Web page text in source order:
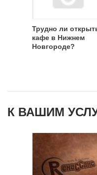
Трудно ли
кафе в Нижнем
Новгороде?
К ВАШИМ